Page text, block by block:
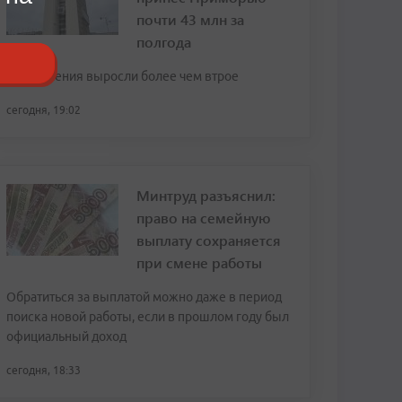
почти 43 млн за
полгода
Поступления выросли более чем втрое
сегодня, 19:02
Минтруд разъяснил:
право на семейную
выплату сохраняется
при смене работы
Обратиться за выплатой можно даже в период
поиска новой работы, если в прошлом году был
официальный доход
сегодня, 18:33